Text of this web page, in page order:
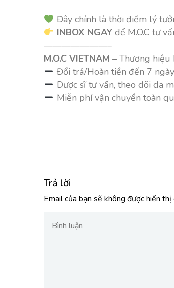
Đây chính là thời điểm lý
INBOX NGAYđể M.O.C tư
———————–
M.O.C VIETNAM – Thương hiệu
Đổi trả/Hoàn tiền đến 7
Dược sĩ tư vấn, theo dõi da
Miễn phí vận chuyển toàn
Trả lời
Email của bạn sẽ không được hiển thị